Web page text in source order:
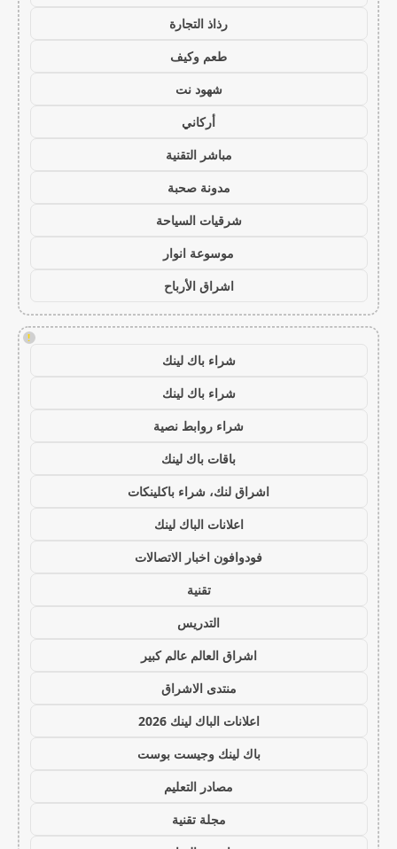
رذاذ التجارة
طعم وكيف
شهود نت
أركاني
مباشر التقنية
مدونة صحبة
شرقيات السياحة
موسوعة انوار
اشراق الأرباح
!
شراء باك لينك
شراء باك لينك
شراء روابط نصية
باقات باك لينك
اشراق لنك، شراء باكلينكات
اعلانات الباك لينك
فودوافون اخبار الاتصالات
تقنية
التدريس
اشراق العالم عالم كبير
منتدى الاشراق
اعلانات الباك لينك 2026
باك لينك وجيست بوست
مصادر التعليم
مجلة تقنية